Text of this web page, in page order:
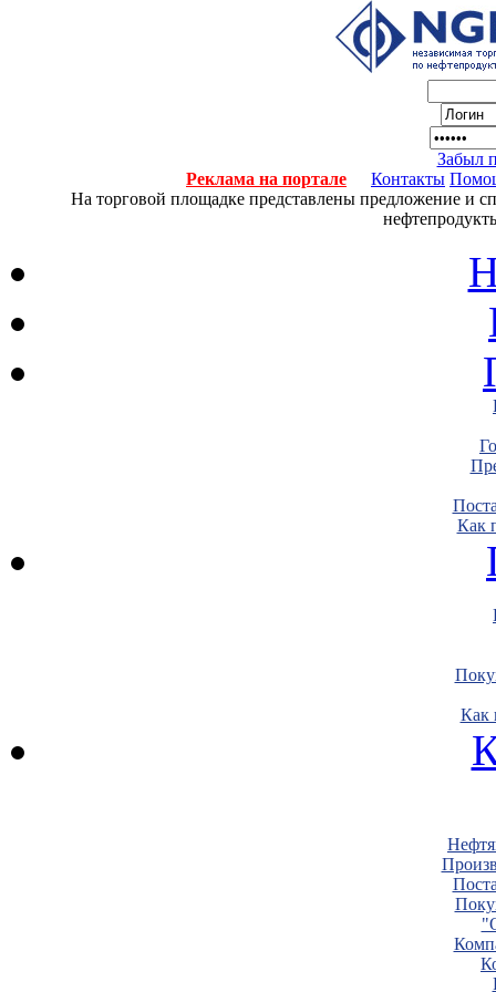
Забыл
Реклама на портале
Контакты
На торговой площадке представлены предложение и
Как
Как